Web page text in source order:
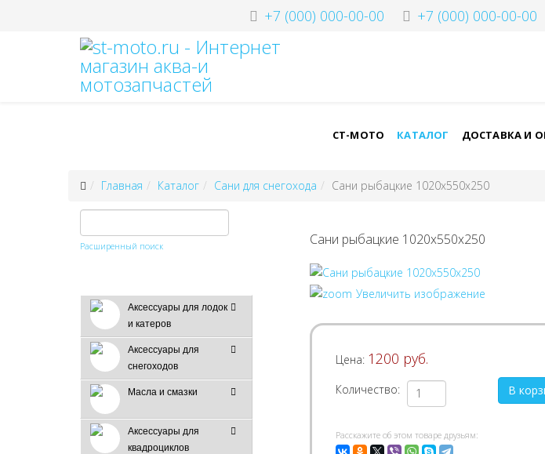
+7 (000) 000-00-00 +7 (000) 000-00-00
СТ-МОТО КАТАЛОГ ДОСТАВКА И
Главная Каталог Сани для снегохода Сани рыбацкие 1020х550х250
Расширенный поиск
Аксессуары для лодок
и катеров
Аксессуары для
снегоходов
Масла и смазки
Аксессуары для
квадроциклов
Сани рыбацкие 1020х550х250
Увеличить изображение
Цена: 1200 руб.
Количество:
Pасскажите об этом товаре друзьям: